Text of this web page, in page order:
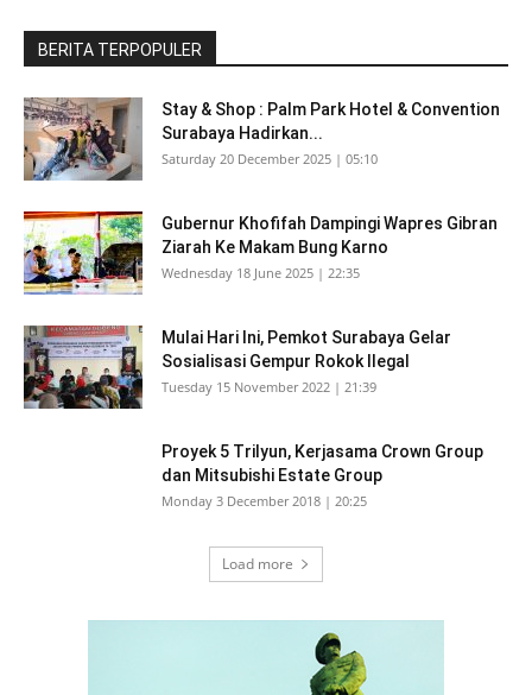
BERITA TERPOPULER
Stay & Shop : Palm Park Hotel & Convention
Surabaya Hadirkan...
Saturday 20 December 2025 | 05:10
Gubernur Khofifah Dampingi Wapres Gibran
Ziarah Ke Makam Bung Karno
Wednesday 18 June 2025 | 22:35
Mulai Hari Ini, Pemkot Surabaya Gelar
Sosialisasi Gempur Rokok Ilegal
Tuesday 15 November 2022 | 21:39
Proyek 5 Trilyun, Kerjasama Crown Group
dan Mitsubishi Estate Group
Monday 3 December 2018 | 20:25
Load more